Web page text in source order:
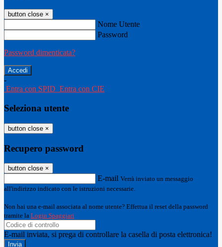
button close ×
Nome Utente
Password
Password dimenticata?
-
Entra con SPID Entra con CIE
Seleziona utente
button close ×
Recupero password
button close ×
E-mail Verrà inviato un messaggio
all'indirizzo indicato con le istruzioni necessarie.
Non hai una e-mail associata al nome utente? Effettua il reset della password
tramite la Login Spaggiari
E-mail inviata, si prega di controllare la casella di posta elettronica!